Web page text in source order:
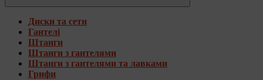
Диски та сети
Гантелі
Штанги
Штанги з гантелями
Штанги з гантелями та лавками
Грифи